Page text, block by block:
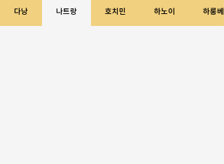
다낭 나트랑 호치민 하노이 하롱베